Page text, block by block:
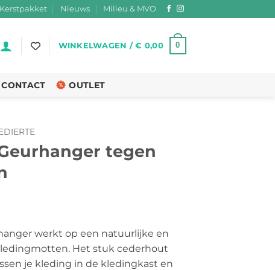
Nieuws Milieu & MVO
WINKELWAGEN /€ 0,00 0
CONTACT OUTLET
tegen
werkt op een natuurlijke en
Het stuk cederhout
je kleding in de kledingkast en